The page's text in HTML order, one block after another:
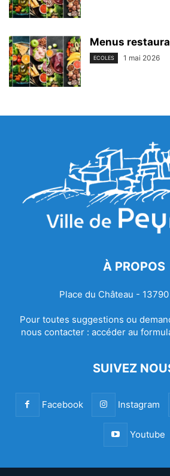
Menus
ECOLES 1 mai 2026
À PROPOS
Place du Château - 13790
Pour toutes suggestions ou
nous contacter : accéder au
SUIVEZ
Facebook Instagram
Youtube